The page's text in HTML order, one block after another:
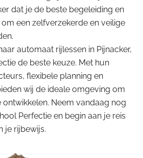
dat je de beste begeleiding en
een zelfverzekerde en veilige
automaat rijlessen in Pijnacker,
de beste keuze. Met hun
flexibele planning en
wij de ideale omgeving om
Neem vandaag nog
Perfectie en begin aan je reis
je rijbewijs.